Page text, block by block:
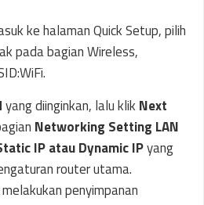
yang diinginkan, lalu klik Next
Networking Setting LAN
IP atau Dynamic IPyang
router utama.
penyimpanan